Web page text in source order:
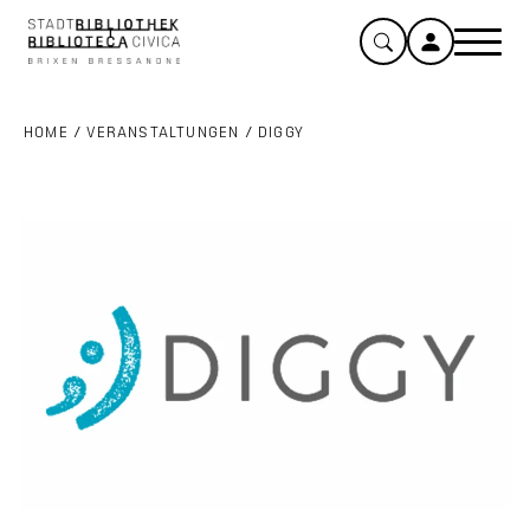
HOME /VERANSTALTUNGEN / DIGGY